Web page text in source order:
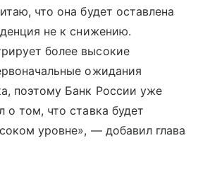
что она будет оставлена
не к снижению.
более высокие
ожидания
поэтому Банк России уже
о том, что ставка будет
уровне», — добавил глава